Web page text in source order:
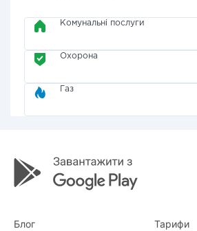
Комунальні послуги
Охорона
Газ
Блог Тарифи